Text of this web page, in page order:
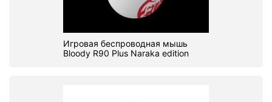
Игровая беспроводная мышь
Bloody R90 Plus Naraka edition